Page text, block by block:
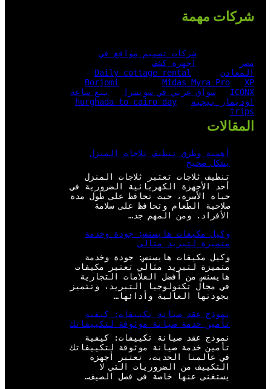
شركات مهمة
شركات تصميم مواقع في
مصر
اجهزة كشف
المعادن
Daily cottage rental
Borjomi
Midas Myra Pro
XP
ICONX
سواق عربي في سويسرا
بيع ساعة
اوديمار بيجيه
hurghada to cairo day
trips
المقالات
أهمية وطرق تنظيف ثلاجات المنزل
بشكل صحيح
تنظيف ثلاجات تعتبر ثلاجات المنزل
أحد الأجهزة الكهربائية الضرورية في
حياة الأسرة، حيث تحافظ على طول مدة
صلاحية الطعام وتحافظ على سلامة
الأفراد. ومن المهم جد…
وكيل مكيفات هايسنس: جودة وخدمة
متميزة لتبريد مثالي
وكيل مكيفات هايسنس: جودة وخدمة
متميزة لتبريد مثالي تعتبر مكيفات
هايسنس من أفضل العلامات التجارية
في مجال تكنولوجيا التبريد، وتتميز
بجودتها العالية وأدائها…
نموذج عقد صيانة تكييفات: كيفية
تأمين خدمة صيانة موثوقة لتكييفاتك
نموذج عقد صيانة تكييفات: كيفية
تأمين خدمة صيانة موثوقة لتكييفاتك
في عالمنا الحديث، تعتبر أجهزة
التكييف من الضروريات التي لا
يستغنى عنها خاصة في فصل الصيف…